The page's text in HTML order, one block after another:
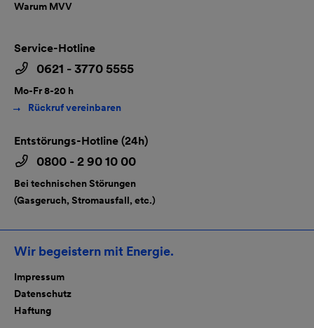
Warum MVV
Service-Hotline
0621 - 3770 5555
Mo-Fr 8-20 h
Rückruf vereinbaren
Entstörungs-Hotline (24h)
0800 - 2 90 10 00
Bei technischen Störungen
(Gasgeruch, Stromausfall, etc.)
Wir begeistern mit Energie.
Impressum
Datenschutz
Haftung